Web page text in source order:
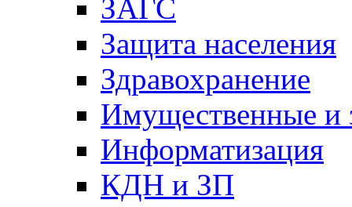
ЗАГС
Защита населения
Здравохранение
Имущественные и
Информатизация
КДН и ЗП